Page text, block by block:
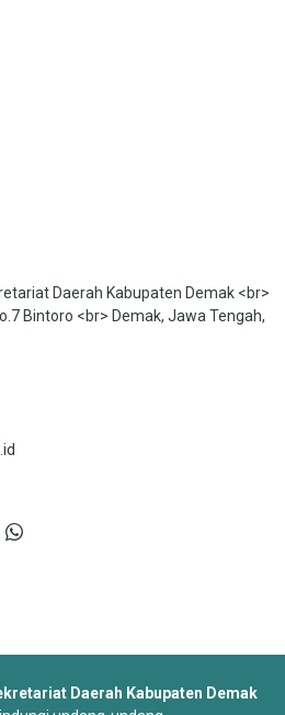
Daerah Kabupaten Demak <br>
Bintoro <br> Demak, Jawa Tengah,
Daerah Kabupaten Demak